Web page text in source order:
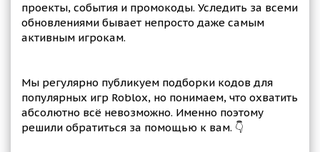
проекты, события и промокоды. Уследить за всеми
обновлениями бывает непросто даже самым
активным игрокам.
Мы регулярно публикуем подборки кодов для
популярных игр Roblox, но понимаем, что охватить
абсолютно всё невозможно. Именно поэтому
решили обратиться за помощью к вам. 👇